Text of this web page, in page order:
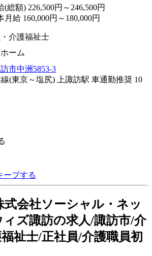
(総額) 226,500円～246,500円
月給 160,000円～180,000円
介護福祉士
ーム
市中洲5853-3
(東京～塩尻) 上諏訪駅 車通勤推奨 10
ープする
式会社ソーシャル・ネッ
ズ諏訪の求人/諏訪市/介
祉士/正社員/介護職員初